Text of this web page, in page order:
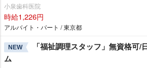
小泉歯科医院
時給1,226円
アルバイト・パート / 東京都
NEW
「福祉調理スタッフ」無資格可/
ム